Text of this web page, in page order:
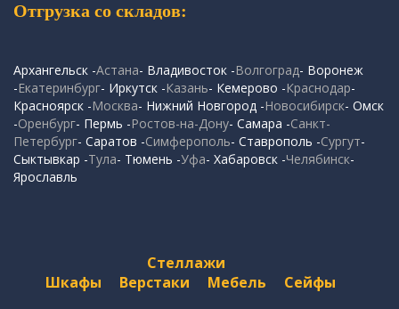
Отгрузка со складов:
Архангельск -Астана- Владивосток -Волгоград- Воронеж
-Екатеринбург- Иркутск -Казань- Кемерово -Краснодар-
Красноярск -Москва- Нижний Новгород -Новосибирск- Омск
-Оренбург- Пермь -Ростов-на-Дону- Самара -Санкт-
Петербург- Саратов -Симферополь- Ставрополь -Сургут-
Сыктывкар -Тула- Тюмень -Уфа- Хабаровск -Челябинск-
Ярославль
Стеллажи
Шкафы
Верстаки Мебель Сейфы